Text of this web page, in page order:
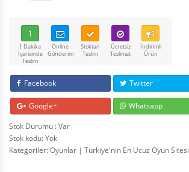
1
1 Dakika
İçerisinde
Teslim
Online
Gönderim
Stoktan
Teslim
Ücretsiz
Teslimat
İndirimli
Ürün
Facebook Twitter
Google+
Whatsapp
Stok Durumu : Var
Stok kodu:Yok
Kategoriler:Oyunlar | Türkiye'nin En Ucuz Oyun Sitesi